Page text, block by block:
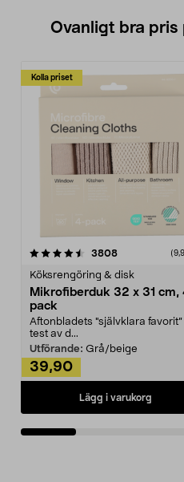
Ovanligt bra pris
Kolla priset
3808recensioner
Köksrengöring & disk
Mikrofiberduk 32 x 31 cm,
pack
Aftonbladets "självklara favorit”
test av d...
Utförande: Grå/beige
39,90
Lägg i varukorg
4.0av 5 stjärnor